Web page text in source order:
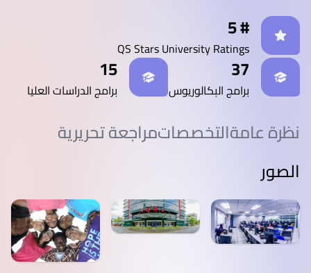
# 5
QS Stars University Ratings
37
برامج البكالوريوس
15
برامج الدراسات العليا
نظرة عامةالتخصصاتمراجعة تحريرية
الصور